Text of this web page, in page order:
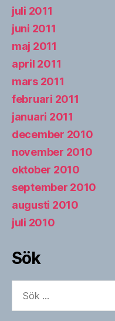
juli 2011
juni 2011
maj 2011
april 2011
mars 2011
februari 2011
januari 2011
december 2010
november 2010
oktober 2010
september 2010
augusti 2010
juli 2010
Sök
efter: